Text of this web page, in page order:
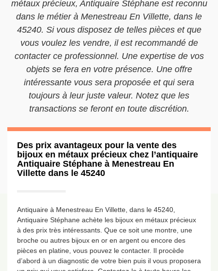
métaux précieux, Antiquaire Stéphane est reconnu
dans le métier à Menestreau En Villette, dans le
45240. Si vous disposez de telles pièces et que
vous voulez les vendre, il est recommandé de
contacter ce professionnel. Une expertise de vos
objets se fera en votre présence. Une offre
intéressante vous sera proposée et qui sera
toujours à leur juste valeur. Notez que les
transactions se feront en toute discrétion.
Des prix avantageux pour la vente des
bijoux en métaux précieux chez l’antiquaire
Antiquaire Stéphane à Menestreau En
Villette dans le 45240
Antiquaire à Menestreau En Villette, dans le 45240,
Antiquaire Stéphane achète les bijoux en métaux précieux
à des prix très intéressants. Que ce soit une montre, une
broche ou autres bijoux en or en argent ou encore des
pièces en platine, vous pouvez le contacter. Il procède
d’abord à un diagnostic de votre bien puis il vous proposera